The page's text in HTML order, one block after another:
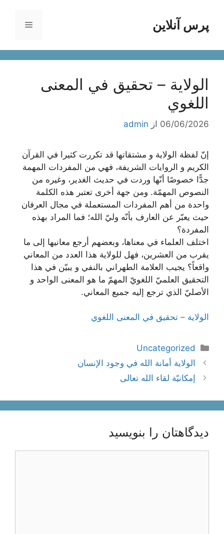
محتواپرس آنلاین فهرست
الولاية – تحقيق في المعنى
اللغوي
06/06/2026 از admin
إنّ لفظة الولاية و مشتقاتها قد تكررت كثيرا في القرآن
الكريم و الروايات الشريفة، فهي من المفردات المهمة
جدًّا خصوصًا أنّها وردت في حديث الغدير، وغيره من
النصوص المهمّة. ومن جهة أخرى تعتبر هذه الكلمة
واحدة من أهم المفردات المستعملة في مجال العرفان
حيث يعبّر عن العارف بأنّه وليّ الله؛ فما المراد بهذه
المفردة؟
اختلف العلماء في معناها، وبعضهم أرجع معانيها إلى ما
يقرب من العشرين، فهل للولاية هذا العدد من المعاني
واقعاً؟ يجيب العلامة الطهراني بالنفي و يبيّن في هذا
التحقيق العلميّ اللغويّ المهمّ ما هو المعنى الواحد و
الأصليّ الذي ترجع إليه جميع المعاني.
الولاية – تحقيق في المعنى اللغوي
دسته‌ها
Uncategorized
ناوبری
نوشته‌ها
الولاية أمانة الله في وجود الإنسان
إمكانيّة لقاء الله تعالى
دیدگاهتان را بنویسید